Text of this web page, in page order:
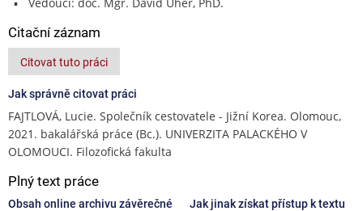
Citační záznam
Citovat tuto práci
Jak správně citovat práci
FAJTLOVÁ, Lucie. Společník cestovatele - Jižní Korea. Olomouc,
2021. bakalářská práce (Bc.). UNIVERZITA PALACKÉHO V
OLOMOUCI. Filozofická fakulta
Plný text práce
Obsah online archivu závěrečné
Jak jinak získat přístup k textu